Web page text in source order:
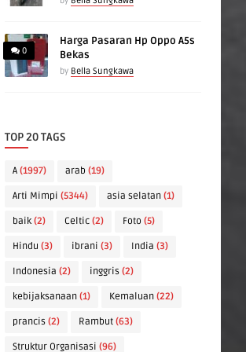
0
Harga Pasaran Hp Oppo A5s
Bekas
by Bella Sungkawa
TOP 20 TAGS
A (1997) arab (19)
Arti Mimpi (5344) asia selatan (1)
baik (2) Celtic (2) Foto (5)
Hindu (3) ibrani (3) India (3)
Indonesia (2) inggris (2)
kebijaksanaan (1) Kemaluan (22)
prancis (2) Rambut (63)
Struktur Organisasi (96)